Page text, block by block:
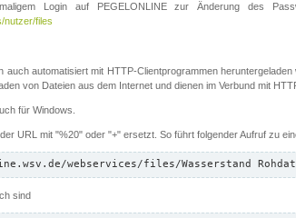
Login auf PEGELONLINE zur Änderung des
nutzer/files
auch automatisiert mit HTTP-Clientprogrammen
von Dateien aus dem Internet und dienen im Verbund mit
für Windows.
URL mit "%20" oder "+" ersetzt. So führt folgender Aufruf zu
webservices/files/Wasserstand
sind